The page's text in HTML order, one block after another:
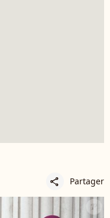
share Partager